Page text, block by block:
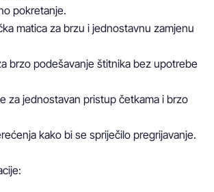
pokretanje.
matica za brzu i jednostavnu zamjenu
brzo podešavanje štitnika bez upotrebe
za jednostavan pristup četkama i brzo
kako bi se spriječilo pregrijavanje.